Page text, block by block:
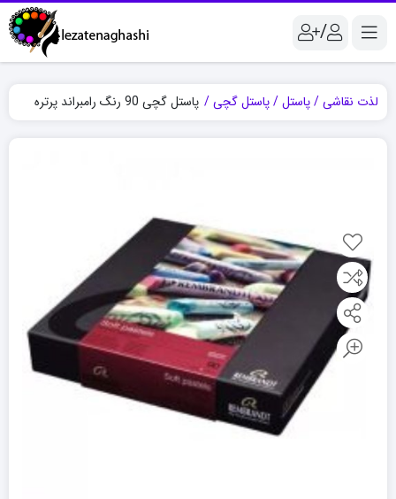
/
لذت نقاشی پاستل پاستل گچی پاستل گچی 90 رنگ رامبراند پرتره